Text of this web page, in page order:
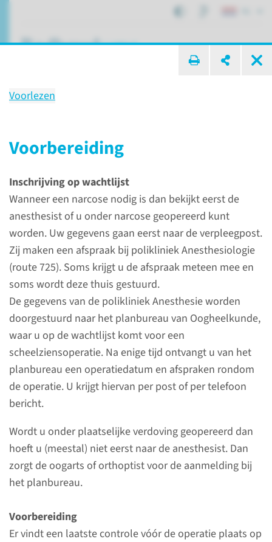
Voorlezen
Voorbereiding
Inschrijving op wachtlijst
Wanneer een narcose nodig is dan bekijkt eerst de
anesthesist of u onder narcose geopereerd kunt
worden. Uw gegevens gaan eerst naar de verpleegpost.
Zij maken een afspraak bij polikliniek Anesthesiologie
(route 725). Soms krijgt u de afspraak meteen mee en
soms wordt deze thuis gestuurd.
De gegevens van de polikliniek Anesthesie worden
doorgestuurd naar het planbureau van Oogheelkunde,
waar u op de wachtlijst komt voor een
scheelziensoperatie. Na enige tijd ontvangt u van het
planbureau een operatiedatum en afspraken rondom
de operatie. U krijgt hiervan per post of per telefoon
bericht.
Wordt u onder plaatselijke verdoving geopereerd dan
hoeft u (meestal) niet eerst naar de anesthesist. Dan
zorgt de oogarts of orthoptist voor de aanmelding bij
het planbureau.
Voorbereiding
Er vindt een laatste controle vóór de operatie plaats op
Patiëntenzorg Behandelingen Scheelzienoperatie
Wat is een
scheelziensoperatie?
Een andere naam voor
scheelzien is strabismus. Bij
scheelzien kijken beide ogen
niet in dezelfde richting. Een
scheelziensoperatie is een
operatie aan de oogspieren om
de oogstand te verbeteren.
lees meer
Afdeling Oogheelkunde